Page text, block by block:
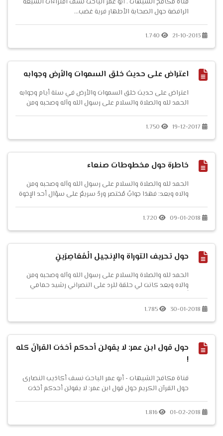
الرافضة حول الصحابة الأطهار فرية غضب...
21-10-2013
1.740
اعتراض على حديث خلق السموات والأرض وجوابه
اعتراض على حديث خلق السموات والأرض في ستة أيام وجوابه
الحمد لله والصلاة والسلام على رسول الله وآله وصحبه ومن
خلق السمو...
19-12-2017
1.750
خاطرة حول مخطوطات صنعاء
الحمد لله والصلاة والسلام على رسول الله وآله وصحبه ومن
والاه وبعد: فهذا جوابٌ مُختصر وردٌ سريعٌ على سؤال أحد الإخوة
أكتبَ مقالًا مطولًا عن هذا الموضوع. أولًا: على فرض ...
09-01-2018
1.720
حول تحريف التوراة والإنجيل الْمُعَاصِرَينِ
الحمد لله والصلاة والسلام على رسول الله وآله وصحبه ومن
والاه وبعد كانت لي حلقة للرد على النصراني رشيد حمامي
وأثبتُّ ذلك باعتراف رشيد حمامي نفسه فكتب أحدهم تعليقًا
30-01-2018
1.785
حول قول ابن عمر: لا يقولن أحدكم أخذت القرآنَ كله
!
قناة مكافح الشبهات - أبو عمر الباحث نسف أكاذيب النصارى
حول القرآن الكريم حول قول ابن عمر: لا يقولن أحدكم أخذت
01-02-2018
1.816